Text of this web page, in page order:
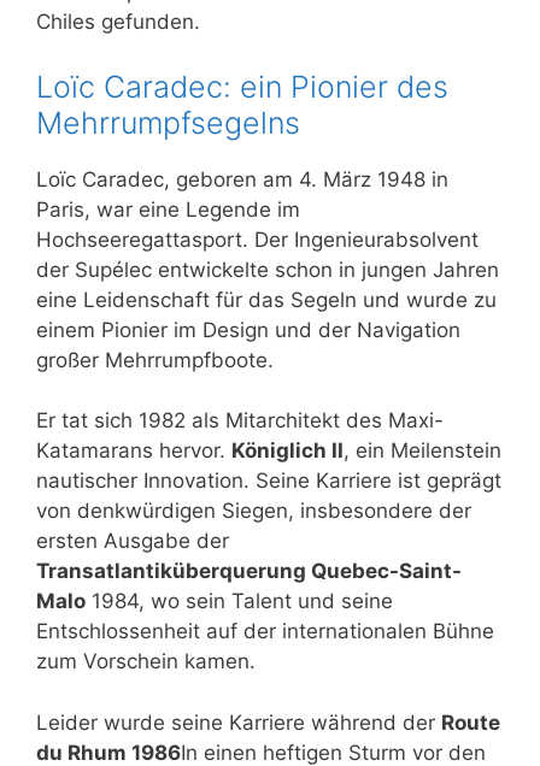
Chiles gefunden.
Loïc Caradec: ein Pionier des
Mehrrumpfsegelns
Loïc Caradec, geboren am 4. März 1948 in
Paris, war eine Legende im
Hochseeregattasport. Der Ingenieurabsolvent
der Supélec entwickelte schon in jungen Jahren
eine Leidenschaft für das Segeln und wurde zu
einem Pionier im Design und der Navigation
großer Mehrrumpfboote.
Er tat sich 1982 als Mitarchitekt des Maxi-
Katamarans hervor. Königlich II, ein Meilenstein
nautischer Innovation. Seine Karriere ist geprägt
von denkwürdigen Siegen, insbesondere der
ersten Ausgabe der
Transatlantiküberquerung Quebec-Saint-
Malo 1984, wo sein Talent und seine
Entschlossenheit auf der internationalen Bühne
zum Vorschein kamen.
Leider wurde seine Karriere während der Route
du Rhum 1986In einen heftigen Sturm vor den